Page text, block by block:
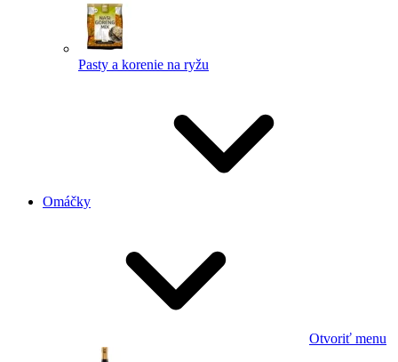
Pasty a korenie na ryžu
Omáčky
Otvoriť menu